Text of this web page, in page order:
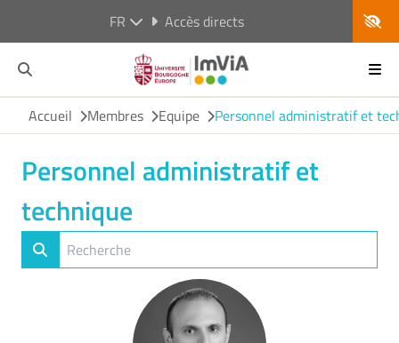
FR Accès directs
Accueil Membres Equipe Personnel administratif et
Personnel administratif et
technique